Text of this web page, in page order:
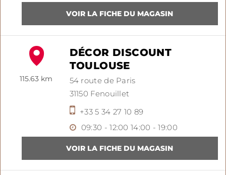
115.63 km
DÉCOR DISCOUNT
TOULOUSE
54 route de Paris
31150 Fenouillet
+33 5 34 27 10 89
09:30 - 12:00 14:00 - 19:00